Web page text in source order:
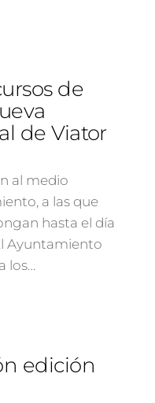
de
de Viator
al medio
a las que
hasta el día
Ayuntamiento
los…
edición